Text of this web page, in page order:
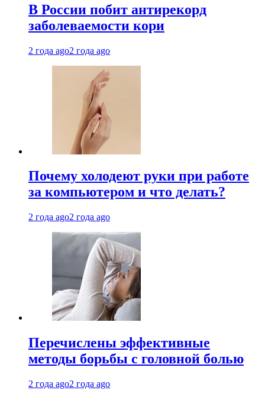
В России побит антирекорд
заболеваемости кори
2 года ago2 года ago
Почему холодеют руки при работе
за компьютером и что делать?
2 года ago2 года ago
Перечислены эффективные
методы борьбы с головной болью
2 года ago2 года ago